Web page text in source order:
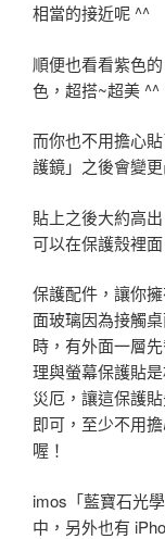
相當的接近呢 ^^
順便也看看紫色
色，超搭~超美 ^^
而你也不用擔心
護鏡」之後會變
貼上之後大約高
可以在保護殼裡面
保護配件，讓你
面玻璃因為接觸
時，有外面一層
理與螢幕保護貼
災厄，讓這保護
即可，至少不用
喔！
imos「藍寶石光
中，另外也有